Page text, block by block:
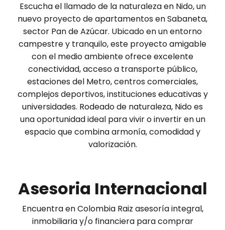
Escucha el llamado de la naturaleza en Nido, un
nuevo proyecto de apartamentos en Sabaneta,
sector Pan de Azúcar. Ubicado en un entorno
campestre y tranquilo, este proyecto amigable
con el medio ambiente ofrece excelente
conectividad, acceso a transporte público,
estaciones del Metro, centros comerciales,
complejos deportivos, instituciones educativas y
universidades. Rodeado de naturaleza, Nido es
una oportunidad ideal para vivir o invertir en un
espacio que combina armonía, comodidad y
valorización.
Asesoria Internacional
Encuentra en Colombia Raiz asesoría integral,
inmobiliaria y/o financiera para comprar